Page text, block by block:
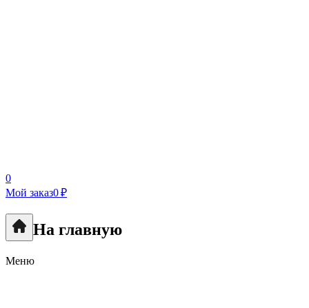
0
Мой заказ0 ₽
На главную
Меню